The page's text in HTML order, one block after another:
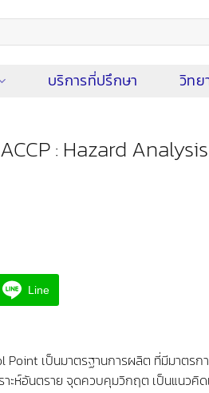
บริการที่ปรึกษา วิทย
: Hazard
Line
Point เป็นมาตรฐานการผลิต ที่มีมาตร
าะห์อันตราย จุดควบคุมวิกฤต เป็นแนว